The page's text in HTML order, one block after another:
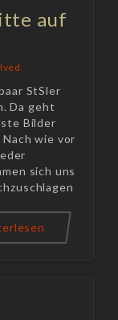
auf
StSler
Da geht
Bilder
wie vor
sich uns